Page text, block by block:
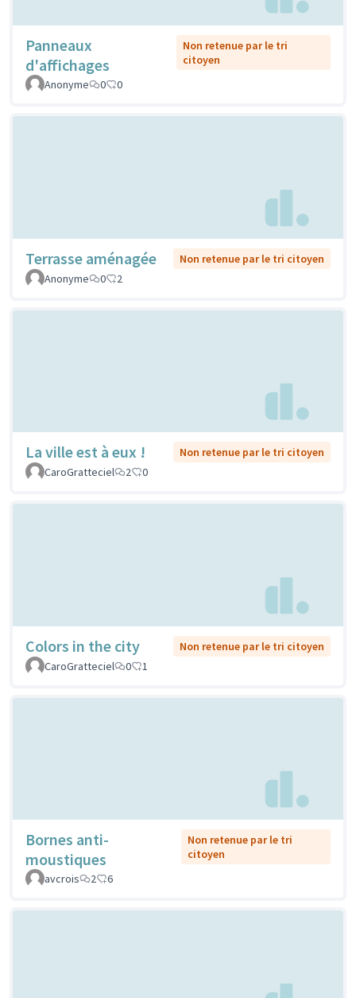
Panneaux
d'affichages
Non retenue par le tri
citoyen
Anonyme
0 0
Terrasse aménagée
Non retenue par le tri citoyen
Anonyme
0 2
La ville est à eux !
Non retenue par le tri citoyen
CaroGratteciel
2 0
Colors in the city
Non retenue par le tri citoyen
CaroGratteciel
0 1
Bornes anti-
moustiques
Non retenue par le tri
citoyen
avcrois
2 6